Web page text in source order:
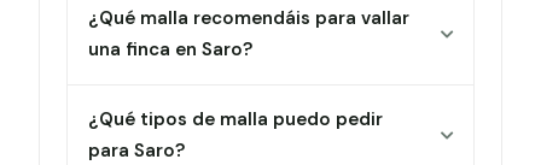
¿Qué malla recomendáis para vallar
una finca en Saro?
¿Qué tipos de malla puedo pedir
para Saro?